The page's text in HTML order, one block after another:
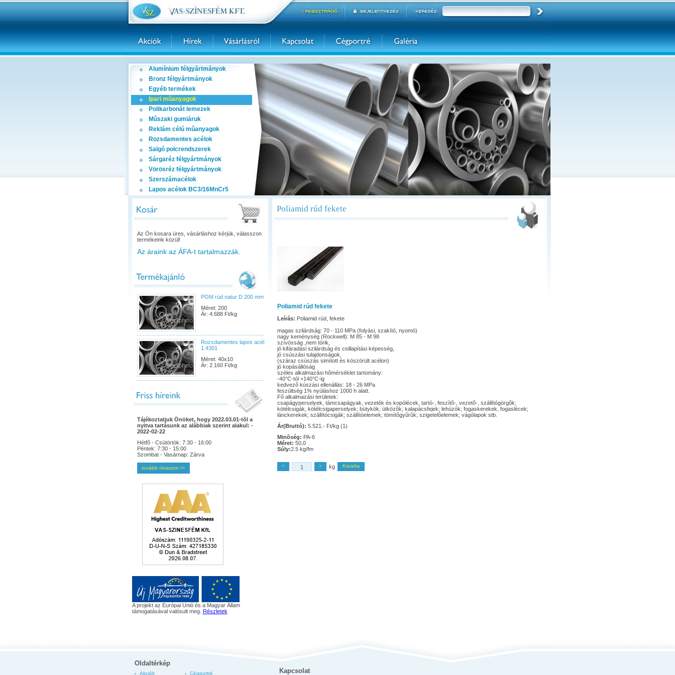
Alumínium félgyártmányok
Bronz félgyártmányok
Egyéb termékek
Ipari mûanyagok
Polikarbonát lemezek
Mûszaki gumiáruk
Reklám célú mûanyagok
Rozsdamentes acélok
Salgó polcrendszerek
Sárgaréz félgyártmányok
Vörösréz félgyártmányok
Szerszámacélok
Lapos acélok BC3/16MnCr5
Az Ön kosara üres, vásárláshoz kérjük, válasszon
termékeink közül!
Az áraink az ÁFA-t tartalmazzák.
POM rúd natur D 200 mm
Méret: 200
Ár: 4.688 Ft/kg
Rozsdamentes lapos acél
1.4301
Méret: 40x10
Ár: 2.160 Ft/kg
Tájékoztatjuk Önöket, hogy 2022.03.01-tõl a
nyitva tartásunk az alábbiak szerint alakul: -
2022-02-22
Hétfõ - Csütörtök: 7:30 - 16:00
Péntek: 7:30 - 15:00
Szombat - Vasárnap: Zárva
tovább olvasom >>
A projekt az Európai Unió és a Magyar Állam
támogatásával valósult meg. Részletek
Poliamid rúd fekete
Poliamid rúd fekete
Leírás: Poliamid rúd, fekete
magas szilárdság: 70 - 110 MPa (folyási, szakító, nyomó)
nagy keménység (Rockwell): M 85 - M 98
szívósság ,nem törik,
jó kifáradási szilárdság és csillapítási képesség,
jó csúszási tulajdonságok,
(száraz csúszás simított és köszörült acélon)
jó kopásállóság
széles alkalmazási hõmérséklet tartomány:
-40°C-tól +140°C-ig
kedvezõ kúszási ellenállás: 18 - 26 MPa
feszültség 1% nyúláshoz 1000 h alatt.
Fõ alkalmazási területek:
csapágyperselyek, támcsapágyak, vezeték és kopólécek, tartó-, feszítõ-, vezetõ-, szállítógörgõk;
kötélcsigák, kötélcsigaperselyek; bütykök; ütközõk; kalapácsfejek; lehúzók; fogaskerekek, fogaslécek;
lánckerekek; szállítócsigák; szállítóelemek; tömítõgyûrûk; szigetelõelemek; vágólapok stb.
Ár(Bruttó): 5.521.- Ft/kg (1)
Minõség: PA-6
Méret: 50,0
Súly:2.5 kg/fm
< > kg Kosárba
Oldaltérkép
Akciók Cégportré Kapcsolat